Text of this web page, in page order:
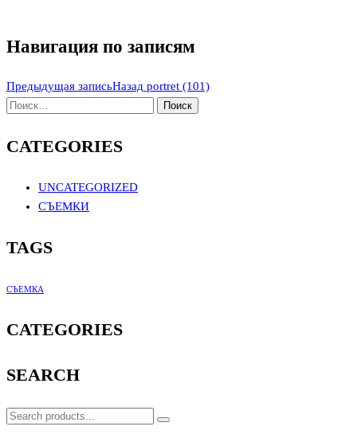
Навигация по записям
Предыдущая записьНазад portret (101)
CATEGORIES
UNCATEGORIZED
СЪЕМКИ
TAGS
СЪЕМКА
CATEGORIES
SEARCH